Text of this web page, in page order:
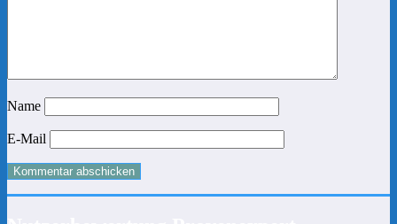
Name
E-Mail